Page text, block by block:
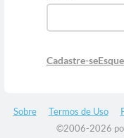
Cadastre-se
Sobre Termos de Uso
©2006-2026